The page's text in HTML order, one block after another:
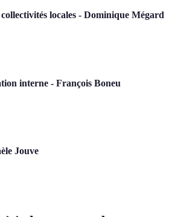
locales - Dominique Mégard
interne - François Boneu
Jouve